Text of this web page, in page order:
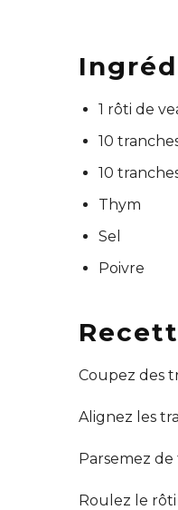
1 rôti de
10
10
Thym
Sel
Poivre
Coupez des
Alignez les
Parsemez
Roulez le